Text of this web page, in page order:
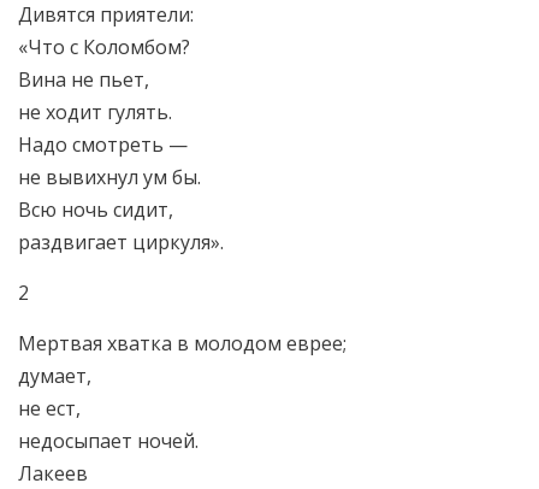
Дивятся приятели:
«Что с Коломбом?
Вина не пьет,
не ходит гулять.
Надо смотреть —
не вывихнул ум бы.
Всю ночь сидит,
раздвигает циркуля».
2
Мертвая хватка в молодом еврее;
думает,
не ест,
недосыпает ночей.
Лакеев